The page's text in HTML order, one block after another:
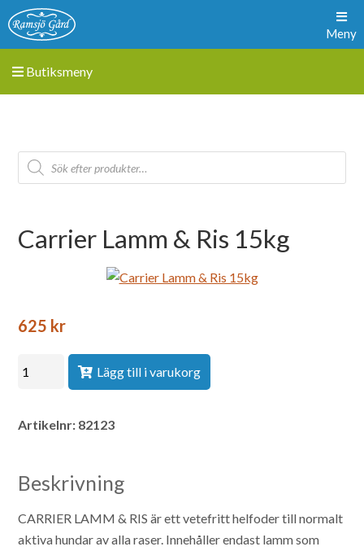
Meny
Butiksmeny
Carrier Lamm & Ris 15kg
625 kr
Lägg till i varukorg
Artikelnr: 82123
Beskrivning
CARRIER LAMM & RIS är ett vetefritt helfoder till normalt
aktiva hundar av alla raser. Innehåller endast lamm som